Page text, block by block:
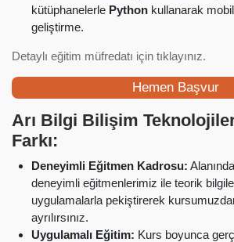
kütüphanelerle Python kullanarak
geliştirme.
Detaylı eğitim müfredatı için tıklayınız.
Hemen Başvur
Arı Bilgi Bilişim
Farkı:
Deneyimli Eğitmen Kadrosu:
deneyimli eğitmenlerimiz ile teorik
uygulamalarla pekiştirerek
ayrılırsınız.
Uygulamalı Eğitim: Kurs boyunca